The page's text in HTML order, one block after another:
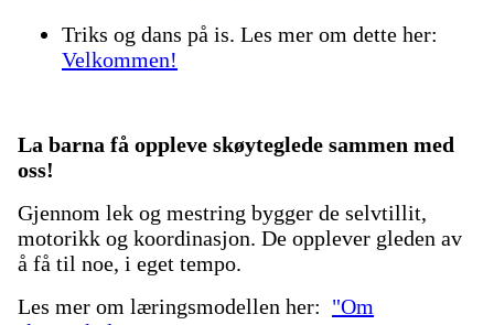
Triks og dans på is. Les mer om dette her:
Velkommen!
La barna få oppleve skøyteglede sammen med
oss!
Gjennom lek og mestring bygger de selvtillit,
motorikk og koordinasjon. De opplever gleden av
å få til noe, i eget tempo.
Les mer om læringsmodellen her: "Om